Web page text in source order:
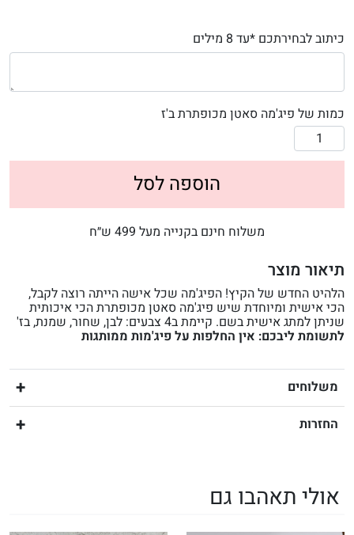
כיתוב לבחירתכם *עד 8 מילים
כמות של פיג'מה סאטן מכופתרת ב'ז
הוספה לסל
משלוח חינם בקנייה מעל 499 ש״ח
תיאור מוצר
הלהיט החדש של הקיץ! הפיג'מה שכל אישה הייתה רוצה לקבל,
הכי אישית ומיוחדת שיש פיג'מה סאטן מכופתרת הכי איכותית
שניתן למתג אישית בשם. קיימת ב4 צבעים: לבן, שחור, שמנת, בז'
לתשומת ליבכם: אין החלפות על פיג'מות ממותגות
משלוחים
החזרות
אולי תאהבו גם